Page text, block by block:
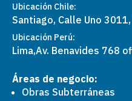
Ubicación Chile:
Santiago, Calle Uno
Ubicación Perú:
Lima,Av. Benavides 768
Áreas de negocio:
Obras Subterráneas